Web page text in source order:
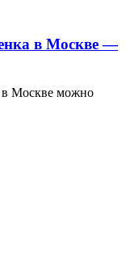
в Москве —
в Москве можно